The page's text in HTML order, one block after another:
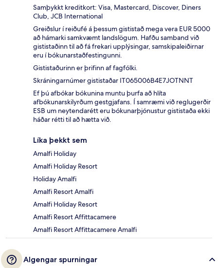
Samþykkt kreditkort: Visa, Mastercard, Discover, Diners
Club, JCB International
Greiðslur í reiðufé á þessum gististað mega vera EUR 5000
að hámarki samkvæmt landslögum. Hafðu samband við
gististaðinn til að fá frekari upplýsingar, samskipaleiðirnar
eru í bókunarstaðfestingunni.
Gististaðurinn er þrifinn af fagfólki.
Skráningarnúmer gististaðar IT065006B4E7JOTNNT
Ef þú afbókar bókunina muntu þurfa að hlíta
afbókunarskilyrðum gestgjafans. Í samræmi við reglugerðir
ESB um neytendarétt eru bókunarþjónustur gististaða ekki
háðar rétti til að hætta við.
Líka þekkt sem
Amalfi Holiday
Amalfi Holiday Resort
Holiday Amalfi
Amalfi Resort Amalfi
Amalfi Holiday Resort
Amalfi Resort Affittacamere
Amalfi Resort Affittacamere Amalfi
Algengar spurningar